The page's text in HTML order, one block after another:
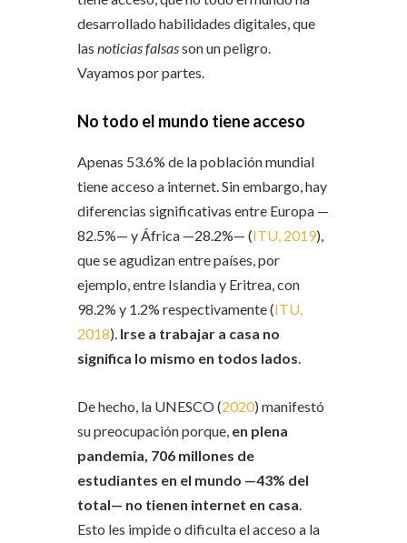
desarrollado habilidades digitales, que
las noticias falsasson un peligro.
Vayamos por partes.
No todo el mundo tiene acceso
Apenas 53.6% de la población mundial
tiene acceso a internet. Sin embargo, hay
diferencias significativas entre Europa —
82.5%— y África —28.2%— (ITU, 2019),
que se agudizan entre países, por
ejemplo, entre Islandia y Eritrea, con
98.2% y 1.2% respectivamente (ITU,
2018). Irse a trabajar a casa no
significa lo mismo en todos lados.
De hecho, la UNESCO (2020) manifestó
su preocupación porque, en plena
pandemia, 706 millones de
estudiantes en el mundo —43% del
total— no tienen internet en casa.
Esto les impide o dificulta el acceso a la